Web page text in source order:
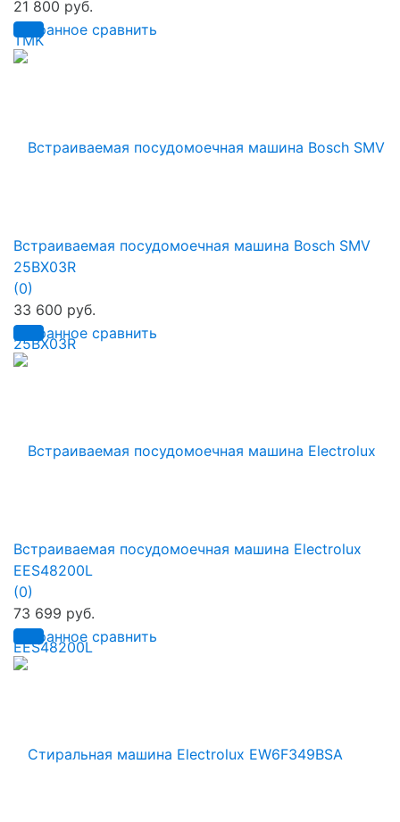
избранное сравнить
21 800 руб.
избранное сравнить
Встраиваемая посудомоечная машина Bosch SMV
25BX03R
(0)
33 600 руб.
избранное сравнить
Встраиваемая посудомоечная машина Electrolux
EES48200L
(0)
73 699 руб.